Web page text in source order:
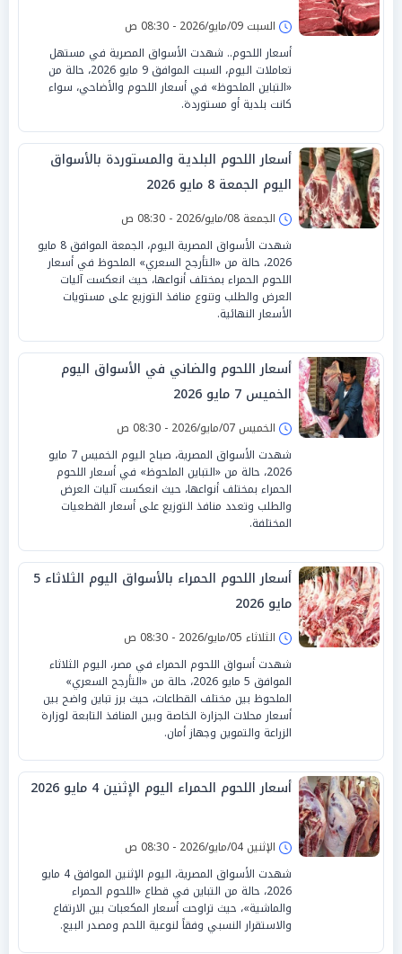
السبت 09/مايو/2026 - 08:30 ص
أسعار اللحوم.. شهدت الأسواق المصرية في مستهل
تعاملات اليوم، السبت الموافق 9 مايو 2026، حالة من
«التباين الملحوظ» في أسعار اللحوم والأضاحي، سواء
كانت بلدية أو مستوردة.
أسعار اللحوم البلدية والمستوردة بالأسواق
اليوم الجمعة 8 مايو 2026
الجمعة 08/مايو/2026 - 08:30 ص
شهدت الأسواق المصرية اليوم، الجمعة الموافق 8 مايو
2026، حالة من «التأرجح السعري» الملحوظ في أسعار
اللحوم الحمراء بمختلف أنواعها، حيث انعكست آليات
العرض والطلب وتنوع منافذ التوزيع على مستويات
الأسعار النهائية.
أسعار اللحوم والضاني في الأسواق اليوم
الخميس 7 مايو 2026
الخميس 07/مايو/2026 - 08:30 ص
شهدت الأسواق المصرية، صباح اليوم الخميس 7 مايو
2026، حالة من «التباين الملحوظ» في أسعار اللحوم
الحمراء بمختلف أنواعها، حيث انعكست آليات العرض
والطلب وتعدد منافذ التوزيع على أسعار القطعيات
المختلفة.
أسعار اللحوم الحمراء بالأسواق اليوم الثلاثاء 5
مايو 2026
الثلاثاء 05/مايو/2026 - 08:30 ص
شهدت أسواق اللحوم الحمراء في مصر، اليوم الثلاثاء
الموافق 5 مايو 2026، حالة من «التأرجح السعري»
الملحوظ بين مختلف القطاعات، حيث برز تباين واضح بين
أسعار محلات الجزارة الخاصة وبين المنافذ التابعة لوزارة
الزراعة والتموين وجهاز أمان.
أسعار اللحوم الحمراء اليوم الإثنين 4 مايو 2026
الإثنين 04/مايو/2026 - 08:30 ص
شهدت الأسواق المصرية، اليوم الإثنين الموافق 4 مايو
2026، حالة من التباين في قطاع «اللحوم الحمراء
والماشية»، حيث تراوحت أسعار المكعبات بين الارتفاع
والاستقرار النسبي وفقاً لنوعية اللحم ومصدر البيع.